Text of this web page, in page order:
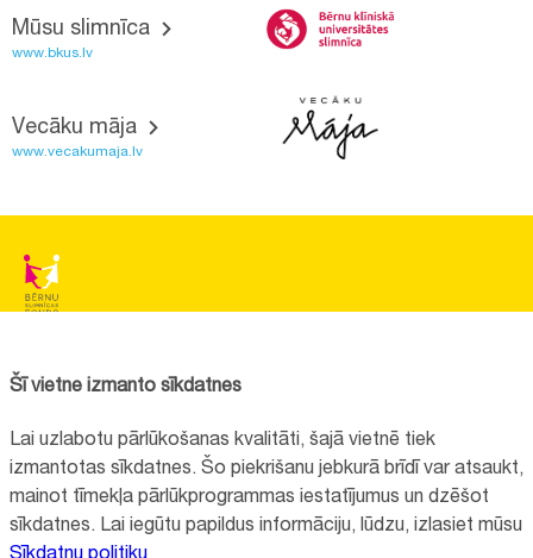
Mūsu slimnīca
www.bkus.lv
Vecāku māja
www.vecakumaja.lv
Reģistrācijas nr.:40008057120
+371 67064475
Visi kontakti
Šī vietne izmanto sīkdatnes
Lai uzlabotu pārlūkošanas kvalitāti, šajā vietnē tiek
izmantotas sīkdatnes. Šo piekrišanu jebkurā brīdī var atsaukt,
mainot tīmekļa pārlūkprogrammas iestatījumus un dzēšot
sīkdatnes. Lai iegūtu papildus informāciju, lūdzu, izlasiet mūsu